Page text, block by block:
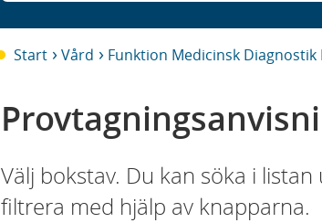
Start Vård Funktion Medicinsk Diagnostik
Välj bokstav. Du kan söka i
filtrera med hjälp av knapparna.